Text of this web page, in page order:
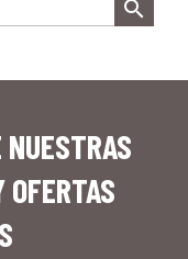

NUESTRAS